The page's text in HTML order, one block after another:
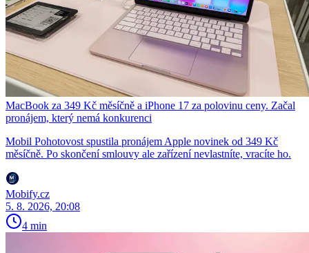
MacBook za 349 Kč měsíčně a iPhone 17 za polovinu ceny. Začal
pronájem, který nemá konkurenci
Mobil Pohotovost spustila pronájem Apple novinek od 349 Kč
měsíčně. Po skončení smlouvy ale zařízení nevlastníte, vracíte ho.
Mobify.cz
5. 8. 2026, 20:08
4 min